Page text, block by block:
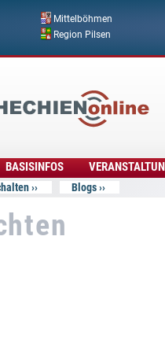
Mittelböhmen
Region Pilsen
BASISINFOS
Blogs